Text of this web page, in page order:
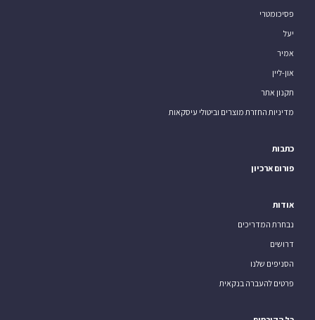
פסיכומטרי
יעל
אמיר
און-ליין
תקנון אתר
מדיניות החזרת מוצרים וביטולי עיסקאות
כתבות
פורום ארכיון
אודות
נבחרת המדריכים
דרושים
הסניפים שלנו
פרטים להעברה בנקאית